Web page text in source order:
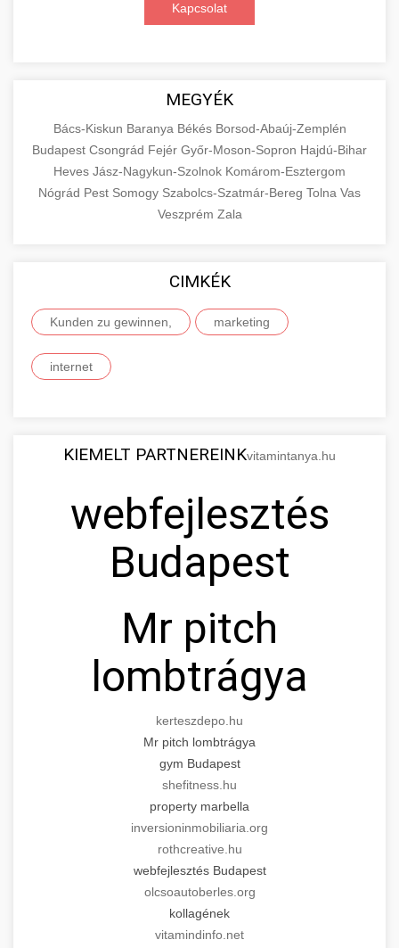
Kapcsolat
MEGYÉK
Bács-Kiskun Baranya Békés Borsod-Abaúj-Zemplén
Budapest Csongrád Fejér Győr-Moson-Sopron Hajdú-Bihar
Heves Jász-Nagykun-Szolnok Komárom-Esztergom
Nógrád Pest Somogy Szabolcs-Szatmár-Bereg Tolna Vas
Veszprém Zala
CIMKÉK
Kunden zu gewinnen, marketing
internet
KIEMELT PARTNEREINKvitamintanya.hu
webfejlesztés
Budapest
Mr pitch
lombtrágya
kerteszdepo.hu
Mr pitch lombtrágya
gym Budapest
shefitness.hu
property marbella
inversioninmobiliaria.org
rothcreative.hu
webfejlesztés Budapest
olcsoautoberles.org
kollagének
vitamindinfo.net